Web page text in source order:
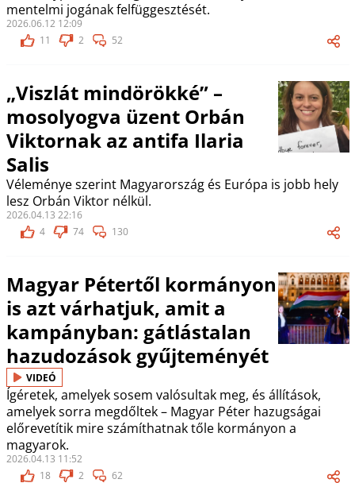
mentelmi jogának felfüggesztését.
2026.06.12 12:09
11
2 52
„Viszlát mindörökké” –
mosolyogva üzent Orbán
Viktornak az antifa Ilaria
Salis
Véleménye szerint Magyarország és Európa is jobb hely
lesz Orbán Viktor nélkül.
2026.04.13 22:16
4
74 130
Magyar Pétertől kormányon
is azt várhatjuk, amit a
kampányban: gátlástalan
hazudozások gyűjteményét
VIDEÓ
Ígéretek, amelyek sosem valósultak meg, és állítások,
amelyek sorra megdőltek – Magyar Péter hazugságai
előrevetítik mire számíthatnak tőle kormányon a
magyarok.
2026.04.13 11:52
18
2 62